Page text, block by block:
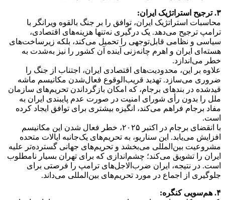
۳. ترجیح استراتژیک ایران:
محاسبات استراتژیک ایران، توافق را بر جنگ بالقوه ویرانگر با
ترامپ ترجیح می‌دهد. یک درگیری نه‌تنها هزینه‌های اقتصادی،
سیاسی و نظامی قابل‌توجهی را تحمیل می‌کند، بلکه زیرساخت‌های
هسته‌ای ایران و اهرم چانه‌زنی آینده آن کشور را نیز به‌شدت به
خطر می‌اندازد.
علاوه بر این، محدودیت‌های اقتصادی ایران، اجتناب از جنگ را
ضروری می‌سازد. تهدید قریب‌الوقوع فعال‌شدن مکانیسم ماشه
قیدشده در بندهای برجام، که امکان بازگرداندن تحریم‌های سازمان
ملل را بدون رأی شورای امنیت در صورت عدم پایبندی ایران به
مفاد برجام فراهم می‌کند، انگیزه بیشتری برای توافق ایجاد کرده
است.
با انقضای برجام در اکتبر ۲۰۲۵، خطر فعال شدن این مکانیسم
افزایش می‌یابد. این سناریو، به تحریم‌های یک‌جانبه ایالات متحده
مشروعیت بین‌المللی می‌بخشد و تحریم‌های جهانی گسترده‌تر علیه
ایران را تشویق می‌کند؛ چشم‌اندازی که برای تهران بسیار نامطلوب
است. در نتیجه، ایران ضرب‌الاجل‌های ترامپ را فرصتی برای
جلوگیری از اجماع در مورد تحریم‌های بین‌المللی می‌داند.
۴. هم‌سویی کنگره: